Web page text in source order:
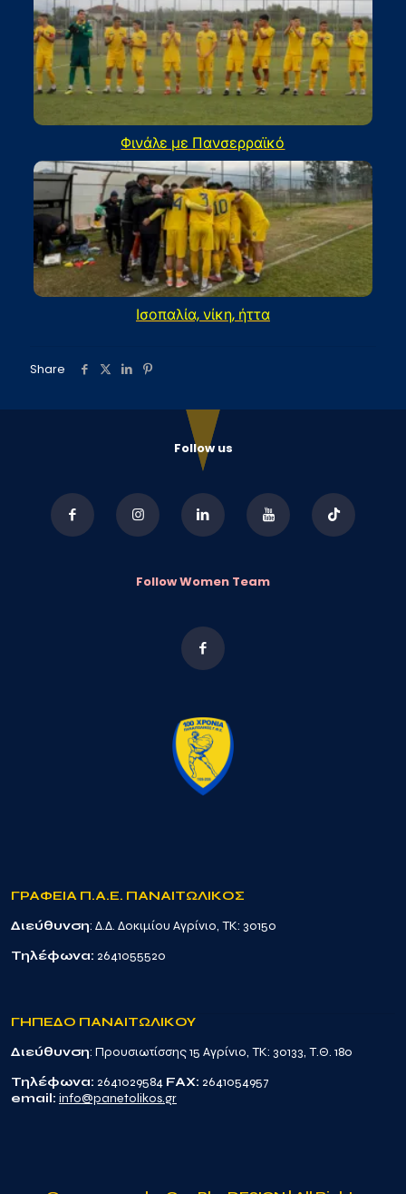
Φινάλε με Πανσερραϊκό
Ισοπαλία, νίκη, ήττα
Share
Follow us
Follow Women Team
ΓΡΑΦΕΙΑ Π.Α.Ε. ΠΑΝΑΙΤΩΛΙΚΟΣ
Διεύθυνση: Δ.Δ. Δοκιμίου Αγρίνιο, TK: 30150
Τηλέφωνα: 2641055520
ΓΗΠΕΔΟ ΠΑΝΑΙΤΩΛΙΚΟΥ
Διεύθυνση: Προυσιωτίσσης 15 Αγρίνιο, TK: 30133, Τ.Θ. 180
Τηλέφωνα: 2641029584 FAX: 2641054957
email: info@panetolikos.gr